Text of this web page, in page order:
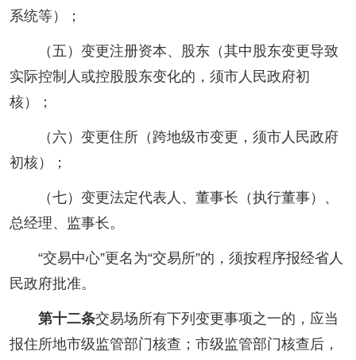
系统等）；
（五）变更注册资本、股东（其中股东变更导致
实际控制人或控股股东变化的，须市人民政府初
核）；
（六）变更住所（跨地级市变更，须市人民政府
初核）；
（七）变更法定代表人、董事长（执行董事）、
总经理、监事长。
“交易中心”更名为“交易所”的，须按程序报经省人
民政府批准。
第十二条交易场所有下列变更事项之一的，应当
报住所地市级监管部门核查；市级监管部门核查后，